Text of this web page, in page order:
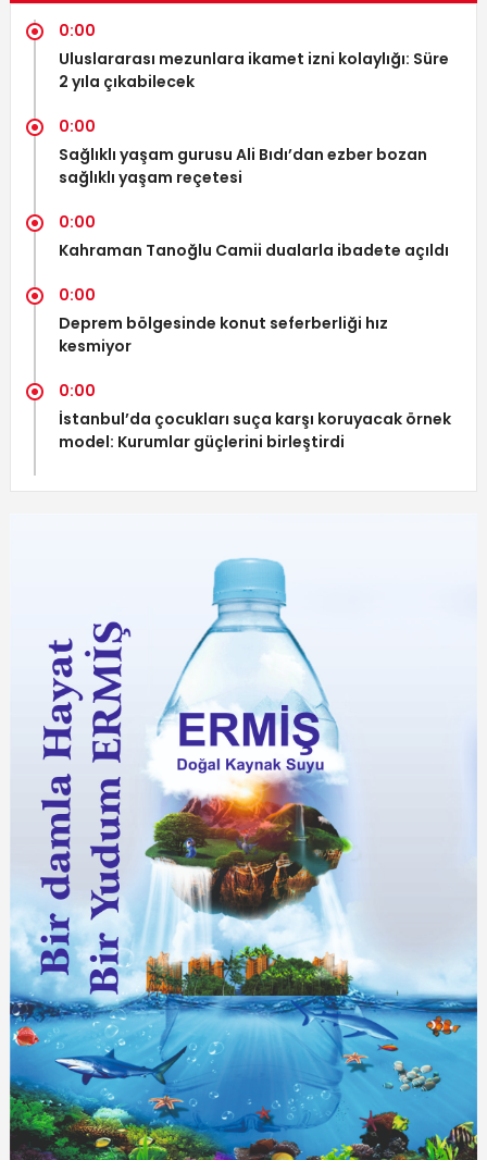
0:00
Uluslararası mezunlara ikamet izni kolaylığı: Süre
2 yıla çıkabilecek
0:00
Sağlıklı yaşam gurusu Ali Bıdı’dan ezber bozan
sağlıklı yaşam reçetesi
0:00
Kahraman Tanoğlu Camii dualarla ibadete açıldı
0:00
Deprem bölgesinde konut seferberliği hız
kesmiyor
0:00
İstanbul’da çocukları suça karşı koruyacak örnek
model: Kurumlar güçlerini birleştirdi